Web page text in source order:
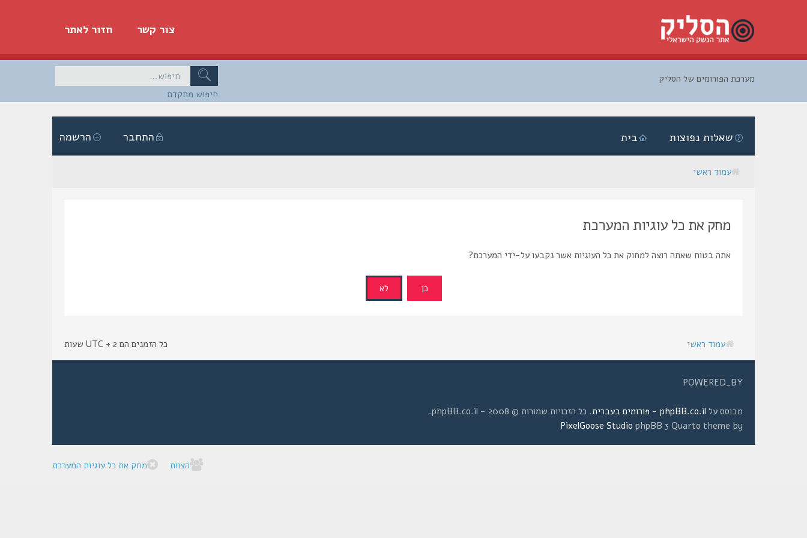
חזור לאתר צור קשר
חיפוש מתקדם
מערכת הפורומים של הסליק
הרשמה התחבר בית שאלות נפוצות
עמוד ראשי
מחק את כל עוגיות המערכת
אתה בטוח שאתה רוצה למחוק את כל העוגיות אשר נקבעו על-ידי המערכת?
עמוד ראשי כל הזמנים הם UTC + 2 שעות
POWERED_BY
מבוסס על phpBB.co.il - פורומים בעברית
. כל הזכויות שמורות © 2008 - phpBB.co.il.
phpBB 3 Quarto theme by
PixelGoose Studio
הצוות מחק את כל עוגיות המערכת